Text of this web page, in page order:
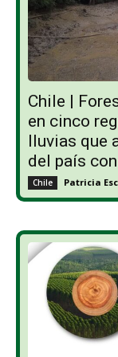
Chile |
en cinco
lluvias que
del país
Chile Patricia